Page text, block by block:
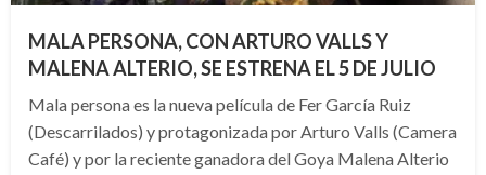
MALA PERSONA, CON ARTURO VALLS Y
MALENA ALTERIO, SE ESTRENA EL 5 DE JULIO
Mala persona es la nueva película de Fer García Ruiz
(Descarrilados) y protagonizada por Arturo Valls (Camera
Café) y por la reciente ganadora del Goya Malena Alterio